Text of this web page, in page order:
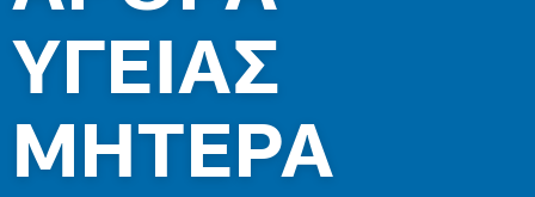
ΥΓΕΙΑΣ
ΜΗΤΕΡΑ